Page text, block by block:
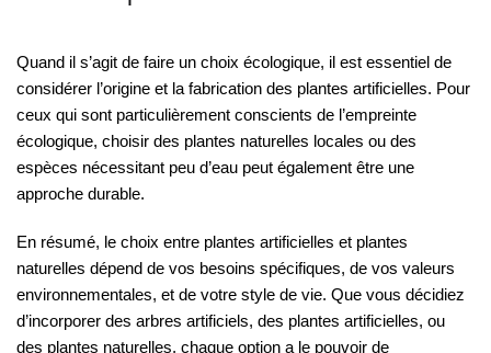
Quand il s’agit de faire un choix écologique, il est essentiel de
considérer l’origine et la fabrication des plantes artificielles. Pour
ceux qui sont particulièrement conscients de l’empreinte
écologique, choisir des plantes naturelles locales ou des
espèces nécessitant peu d’eau peut également être une
approche durable.
En résumé, le choix entre plantes artificielles et plantes
naturelles dépend de vos besoins spécifiques, de vos valeurs
environnementales, et de votre style de vie. Que vous décidiez
d’incorporer des arbres artificiels, des plantes artificielles, ou
des plantes naturelles, chaque option a le pouvoir de